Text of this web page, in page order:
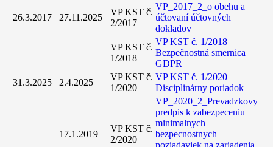
26.3.2017 27.11.2025
VP KST č.
2/2017
VP_2017_2_o obehu a
účtovaní účtovných
dokladov
VP KST č.
1/2018
VP KST č. 1/2018
Bezpečnostná smernica
GDPR
31.3.2025
2.4.2025
VP KST č.
1/2020
VP KST č. 1/2020
Disciplinárny poriadok
17.1.2019
VP KST č.
2/2020
VP_2020_2_Prevadzkovy
predpis k zabezpeceniu
minimalnych
bezpecnostnych
poziadaviek na zariadenia